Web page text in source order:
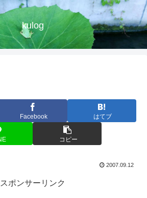
kulog
Facebook はてブ
コピー
2007.09.12
スポンサーリンク